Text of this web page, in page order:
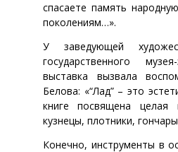
спасаете память
поколениям…».
У заведующей
государственного
выставка вызвала
Белова: «“Лад” – это
книге посвящена целая
кузнецы, плотники,
Конечно, инструменты в